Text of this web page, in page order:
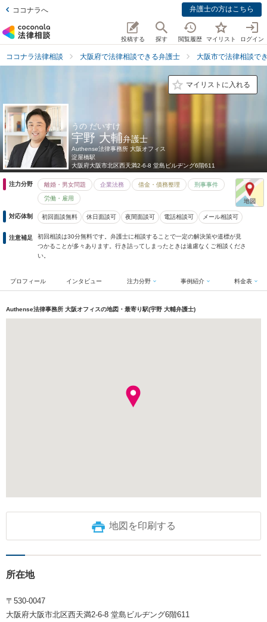
ココナラへ 弁護士の方はこちら
投稿する 探す 閲覧履歴 マイリスト ログイン
ココナラ法律相談 大阪府で法律相談できる弁護士 大阪市で法律相談で
マイリストに入れる
うの だいすけ
宇野 大輔弁護士
Authense法律事務所 大阪オフィス
淀屋橋駅
大阪府大阪市北区西天満2-6-8 堂島ビルヂング6階611
注力分野 離婚・男女問題 企業法務 借金・債務整理 刑事事件
労働・雇用
対応体制 初回面談無料 休日面談可 夜間面談可 電話相談可 メール相談可
注意補足
初回相談は30分無料です。弁護士に相談することで一定の解決策や道標が見
つかることが多々あります。行き詰ってしまったときは遠慮なくご相談くださ
い。
プロフィール インタビュー 注力分野 事例紹介 料金表
Authense法律事務所 大阪オフィスの地図・最寄り駅(宇野 大輔弁護士)
地図を印刷する
所在地
〒530-0047
大阪府大阪市北区西天満2-6-8 堂島ビルヂング6階611